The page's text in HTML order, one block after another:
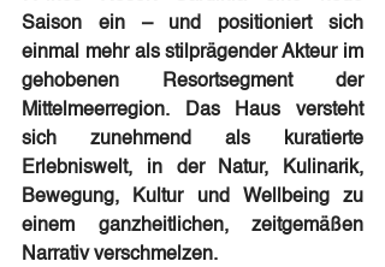
Saison ein – und positioniert sich
einmal mehr als stilprägender Akteur im
gehobenen Resortsegment der
Mittelmeerregion. Das Haus versteht
sich zunehmend als kuratierte
Erlebniswelt, in der Natur, Kulinarik,
Bewegung, Kultur und Wellbeing zu
einem ganzheitlichen, zeitgemäßen
Narrativ verschmelzen.